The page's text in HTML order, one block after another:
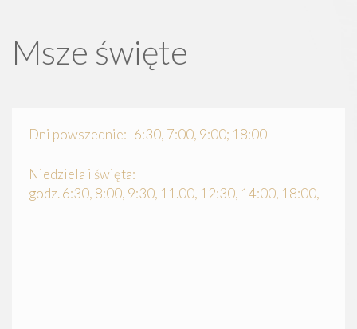
Msze święte
Dni powszednie: 6:30, 7:00, 9:00; 18:00
Niedziela i święta:
godz. 6:30, 8:00, 9:30, 11.00, 12:30, 14:00, 18:00,